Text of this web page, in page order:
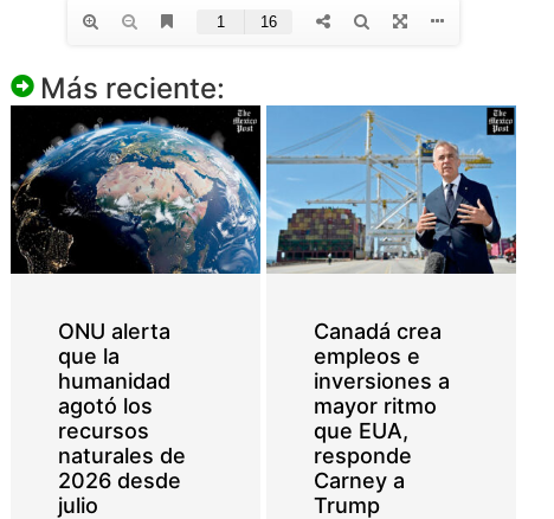
Más reciente:
ONU alerta
que la
humanidad
agotó los
recursos
naturales de
2026 desde
julio
Canadá crea
empleos e
inversiones a
mayor ritmo
que EUA,
responde
Carney a
Trump